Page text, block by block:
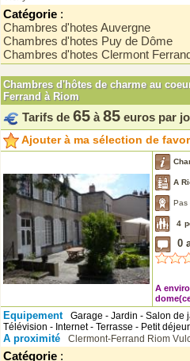
Catégorie :
Chambres d'hotes Auvergne
Chambres d'hotes Puy de Dôme
Chambres d'hotes Clermont
Chambres d'hôtes de charme au
Ferrand à Riom
Tarifs de 65 à 85 euros par
Ajouter à ma sélection de
A
Pas
4
0
A
Equipement
Garage - Jardin - Salon de
Télévision - Internet - Terrasse - Petit
A proximité Clermont-Ferrand Riom
Catégorie :